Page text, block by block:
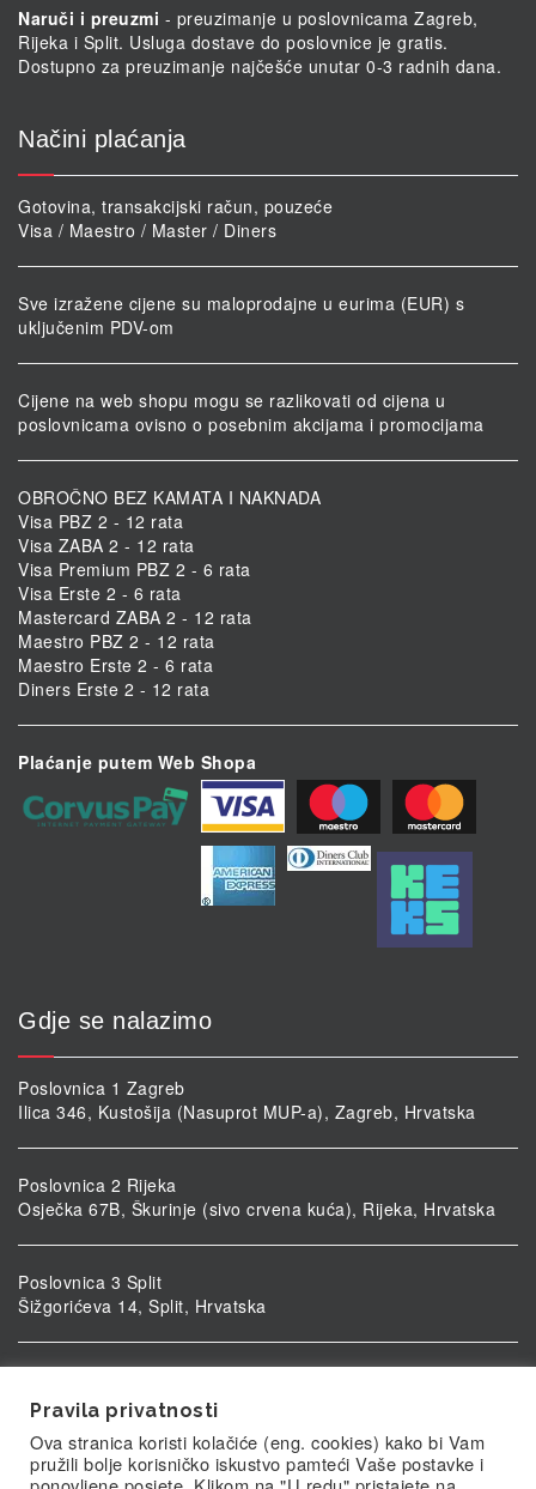
Naruči i preuzmi - preuzimanje u poslovnicama Zagreb,
Rijeka i Split. Usluga dostave do poslovnice je gratis.
Dostupno za preuzimanje najčešće unutar 0-3 radnih dana.
Načini plaćanja
Gotovina, transakcijski račun, pouzeće
Visa / Maestro / Master / Diners
Sve izražene cijene su maloprodajne u eurima (EUR) s
uključenim PDV-om
Cijene na web shopu mogu se razlikovati od cijena u
poslovnicama ovisno o posebnim akcijama i promocijama
OBROČNO BEZ KAMATA I NAKNADA
Visa PBZ 2 - 12 rata
Visa ZABA 2 - 12 rata
Visa Premium PBZ 2 - 6 rata
Visa Erste 2 - 6 rata
Mastercard ZABA 2 - 12 rata
Maestro PBZ 2 - 12 rata
Maestro Erste 2 - 6 rata
Diners Erste 2 - 12 rata
Plaćanje putem Web Shopa
Gdje se nalazimo
Poslovnica 1 Zagreb
Ilica 346, Kustošija (Nasuprot MUP-a), Zagreb, Hrvatska
Poslovnica 2 Rijeka
Osječka 67B, Škurinje (sivo crvena kuća), Rijeka, Hrvatska
Poslovnica 3 Split
Šižgorićeva 14, Split, Hrvatska
Ulica kardinala Alojzija Stepinca 5, Vukovar, Hrvatska
Pravila privatnosti
Ova stranica koristi kolačiće (eng. cookies) kako bi Vam
pružili bolje korisničko iskustvo pamteći Vaše postavke i